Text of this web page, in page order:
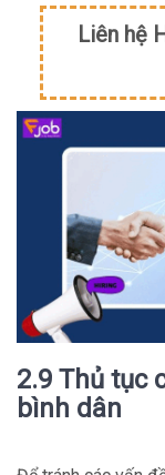
Liên hệ
2.9 Thủ tục
bình dân